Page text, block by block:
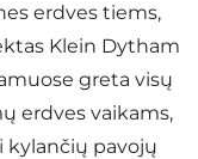
erdves tiems,
Klein Dytham
greta visų
erdves vaikams,
kylančių pavojų